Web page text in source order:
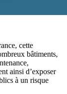
cette
bâtiments,
ainsi d’exposer
à un risque